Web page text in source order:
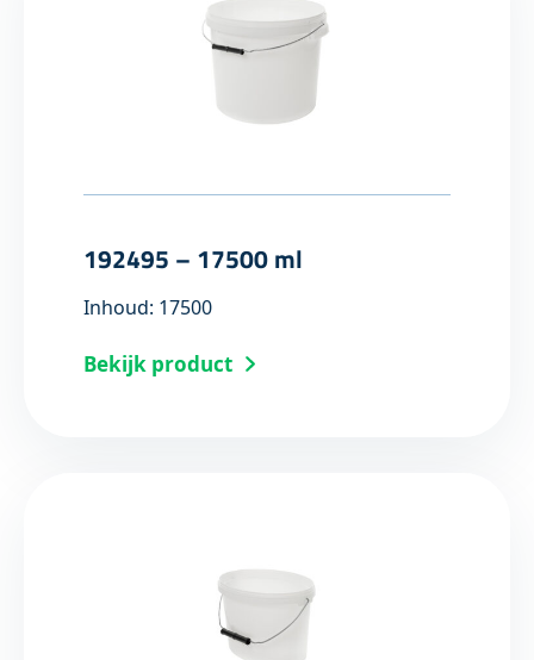
192495 – 17500 ml
Inhoud: 17500
Bekijk product